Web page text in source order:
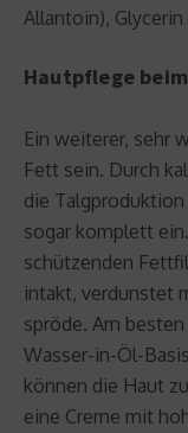
Allantoin),
Hautpflege
Ein weiterer, sehr
Fett sein. Durch
die
sogar komplett
schützenden
intakt, verdunstet
spröde. Am
Wasser-in-Öl-
können die Haut
eine Creme mit